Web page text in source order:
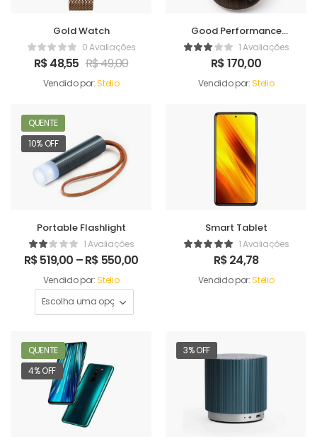
Gold Watch
0 Avaliações
R$48,55 R$49,00
Vendido por:Stelio
Good Performance
Humidifer1 Avaliações
R$170,00
Vendido por:Stelio
QUENTE
10% OFF
Portable Flashlight
1 Avaliações
R$519,00 –R$ 550,00
Vendido por:Stelio
Smart Tablet
1 Avaliações
R$24,78
Vendido por:Stelio
QUENTE
4% OFF
3% OFF